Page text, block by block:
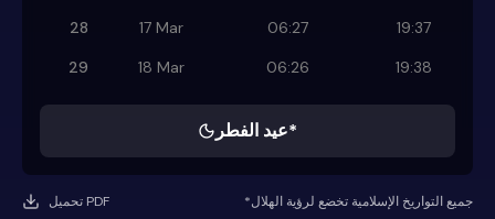
28
17 Mar 06:27
19:37
29
18 Mar 06:26 19:38
عيد الفطر*
تحميل PDF *جميع التواريخ الإسلامية تخضع لرؤية الهلال